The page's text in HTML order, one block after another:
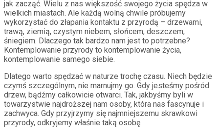
jak zacząć. Wielu z nas większość swojego życia spędza w
wielkich miastach. Ale każdą wolną chwile próbujemy
wykorzystać do złapania kontaktu z przyrodą – drzewami,
trawą, ziemią, czystym niebem, słońcem, deszczem,
śniegiem. Dlaczego tak bardzo nam jest to potrzebne?
Kontemplowanie przyrody to kontemplowanie życia,
kontemplowanie samego siebie.
Dlatego warto spędzać w naturze trochę czasu. Niech będzie
czymś szczególnym, nie marnujmy go. Gdy jesteśmy pośród
drzew, bądźmy całkowicie otwarci. Tak, jakbyśmy byli w
towarzystwie najdroższej nam osoby, która nas fascynuje i
zachwyca. Gdy przyjrzymy się najmniejszemu skrawkowi
przyrody, odkryjemy właśnie taką osobę.